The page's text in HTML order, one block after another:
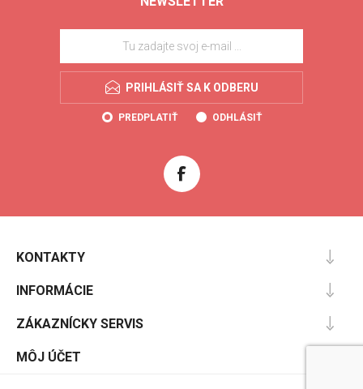
PRIHLÁSIŤ SA K ODBERU
PREDPLATIŤ ODHLÁSIŤ
KONTAKTY
INFORMÁCIE
ZÁKAZNÍCKY SERVIS
MÔJ ÚČET